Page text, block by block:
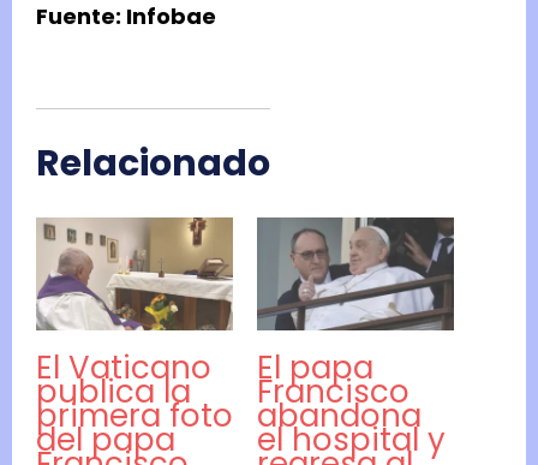
Fuente: Infobae
Relacionado
El Vaticano
publica la
primera foto
del papa
El papa
Francisco
abandona
el hospital y